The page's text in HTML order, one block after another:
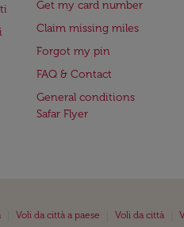
Get my card number
Claim missing miles
Forgot my pin
FAQ & Contact
General conditions
Safar Flyer
Voli da città a paese Voli da città